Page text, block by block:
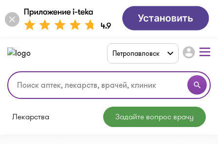
search
Петропавловск account_circle
Лекарства Задайте вопрос врачу